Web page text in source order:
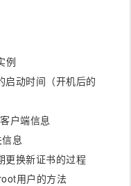
例
启动时间（开机后的
户端信息
息
更换新证书的过程
用户的方法